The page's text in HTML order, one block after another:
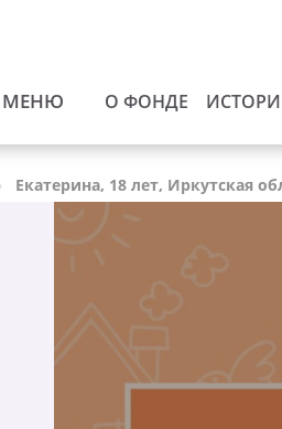
МЕНЮ О ФОНДЕ
Екатерина, 18 лет, Иркутская